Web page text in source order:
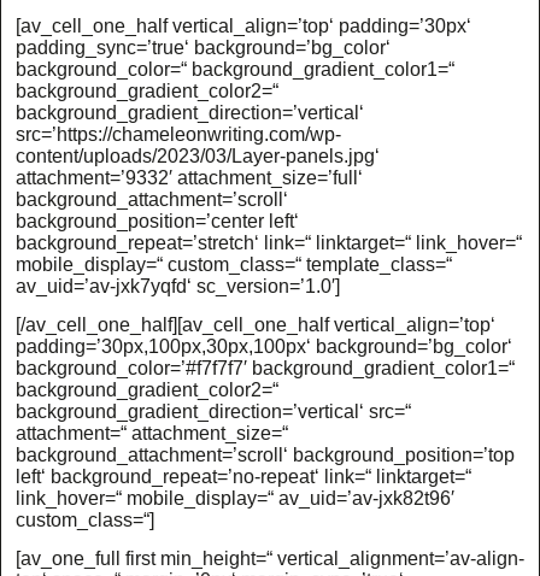
[av_cell_one_half vertical_align=’top‘ padding=’30px‘
padding_sync=’true‘ background=’bg_color‘
background_color=“ background_gradient_color1=“
background_gradient_color2=“
background_gradient_direction=’vertical‘
src=’https://chameleonwriting.com/wp-
content/uploads/2023/03/Layer-panels.jpg‘
attachment=’9332′ attachment_size=’full‘
background_attachment=’scroll‘
background_position=’center left‘
background_repeat=’stretch‘ link=“ linktarget=“ link_hover=“
mobile_display=“ custom_class=“ template_class=“
av_uid=’av-jxk7yqfd‘ sc_version=’1.0′]
[/av_cell_one_half][av_cell_one_half vertical_align=’top‘
padding=’30px,100px,30px,100px‘ background=’bg_color‘
background_color=’#f7f7f7′ background_gradient_color1=“
background_gradient_color2=“
background_gradient_direction=’vertical‘ src=“
attachment=“ attachment_size=“
background_attachment=’scroll‘ background_position=’top
left‘ background_repeat=’no-repeat‘ link=“ linktarget=“
link_hover=“ mobile_display=“ av_uid=’av-jxk82t96′
custom_class=“]
[av_one_full first min_height=“ vertical_alignment=’av-align-